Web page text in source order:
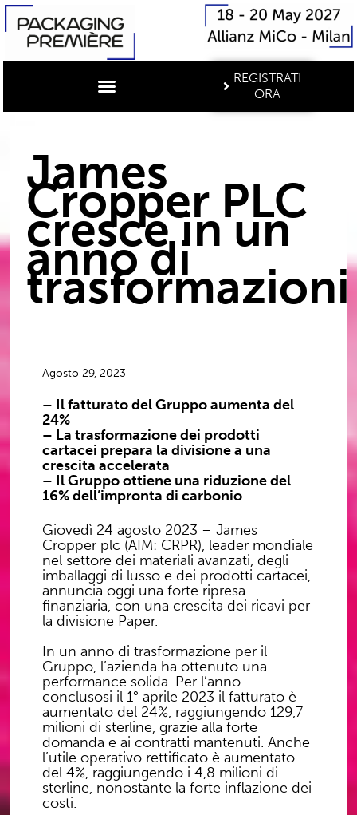
REGISTRATI
ORA
James
Cropper PLC
cresce in un
anno di
trasformazioni
Agosto 29, 2023
– Il fatturato del Gruppo aumenta del
24%
– La trasformazione dei prodotti
cartacei prepara la divisione a una
crescita accelerata
– Il Gruppo ottiene una riduzione del
16% dell’impronta di carbonio
Giovedì 24 agosto 2023 – James
Cropper plc (AIM: CRPR), leader mondiale
nel settore dei materiali avanzati, degli
imballaggi di lusso e dei prodotti cartacei,
annuncia oggi una forte ripresa
finanziaria, con una crescita dei ricavi per
la divisione Paper.
In un anno di trasformazione per il
Gruppo, l’azienda ha ottenuto una
performance solida. Per l’anno
conclusosi il 1° aprile 2023 il fatturato è
aumentato del 24%, raggiungendo 129,7
milioni di sterline, grazie alla forte
domanda e ai contratti mantenuti. Anche
l’utile operativo rettificato è aumentato
del 4%, raggiungendo i 4,8 milioni di
sterline, nonostante la forte inflazione dei
costi.